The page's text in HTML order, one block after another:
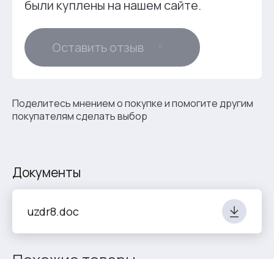
были куплены на нашем сайте.
Оставить отзыв
Поделитесь мнением о покупке и помогите другим
покупателям сделать выбор
Документы
uzdr8.doc